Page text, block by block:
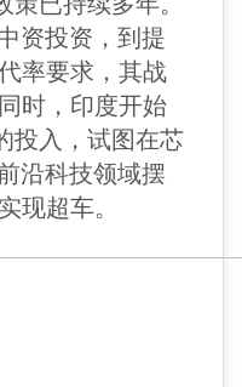
资投资，到提
率要求，其战
时，印度开始
投入，试图在芯
沿科技领域摆
现超车。